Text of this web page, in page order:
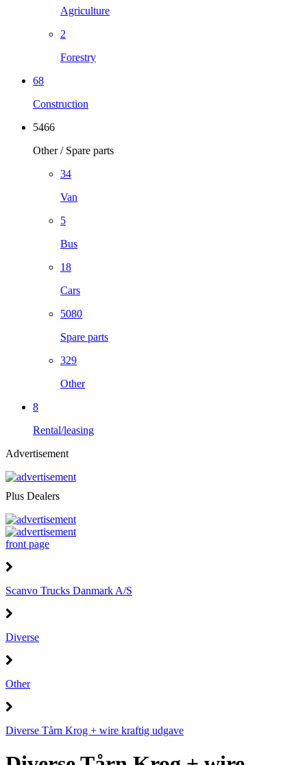
Agriculture
2
Forestry
68
Construction
5466
Other / Spare parts
34
Van
5
Bus
18
Cars
5080
Spare parts
329
Other
8
Rental/leasing
Advertisement
Plus Dealers
front page
Scanvo Trucks Danmark A/S
Diverse
Other
Diverse Tårn Krog + wire kraftig udgave